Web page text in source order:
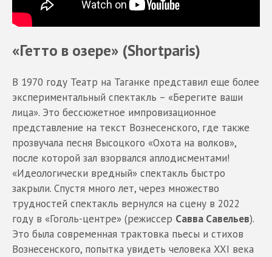
«Гетто в озере» (Shortparis)
В 1970 году Театр на Таганке представил еще более
экспериментальный спектакль – «Берегите ваши
лица». Это бессюжетное импровизационное
представление на текст Вознесенского, где также
прозвучала песня Высоцкого «Охота на волков»,
после которой зал взорвался аплодисментами!
«Идеологически вредный» спектакль быстро
закрыли. Спустя много лет, через множество
трудностей спектакль вернулся на сцену в 2022
году в «Гоголь-центре» (режиссер Савва Савельев).
Это была современная трактовка пьесы и стихов
Вознесенского, попытка увидеть человека XXI века